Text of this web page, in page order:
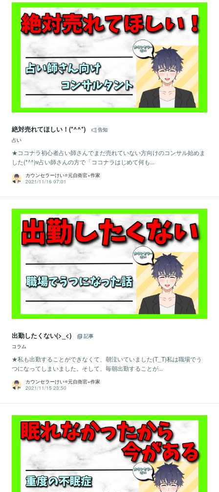
絶対売れてほしい！(*^^*)
告知
占い
★ココナラ初心者占い師さんでまだ売れていない方向けのコンサル始めま
した(*^^)v占い師さんの方で「ココナラはじめて何も...
カウンセラーけい⭐️元自衛官×作家
2021/11/16 07:01
出勤したくない(>_<)
記事
コラム
★私も出勤することができなくて、朝泣いていました(T_T)私は職場でう
つになってしまいました。そして、毎朝出勤することが...
カウンセラーけい⭐️元自衛官×作家
2021/11/15 23:50